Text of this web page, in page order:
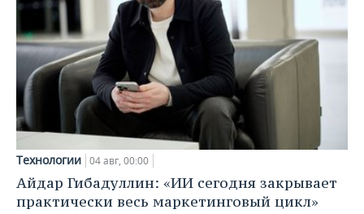
Технологии 04 авг, 00:00
Айдар Гибадуллин: «ИИ сегодня закрывает
практически весь маркетинговый цикл»